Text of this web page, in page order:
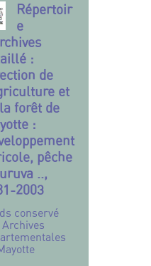
Répertoir
e
:
de
et
forêt de
:
pêche
..,
2003
conservé
Archives